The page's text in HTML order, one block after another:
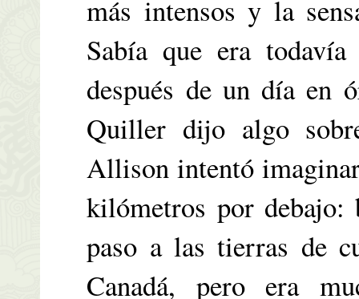
más intensos y la
Sabía que era
después de un día en
Quiller dijo algo
Allison intentó
kilómetros por debajo:
paso a las tierras de
Canadá, pero era